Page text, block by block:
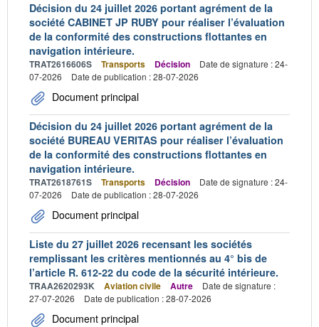
Décision du 24 juillet 2026 portant agrément de la
société CABINET JP RUBY pour réaliser l’évaluation
de la conformité des constructions flottantes en
navigation intérieure.
TRAT2616606S Transports Décision
Date de signature : 24-
07-2026
Date de publication : 28-07-2026
Document principal
Décision du 24 juillet 2026 portant agrément de la
société BUREAU VERITAS pour réaliser l’évaluation
de la conformité des constructions flottantes en
navigation intérieure.
TRAT2618761S Transports Décision
Date de signature : 24-
07-2026
Date de publication : 28-07-2026
Document principal
Liste du 27 juillet 2026 recensant les sociétés
remplissant les critères mentionnés au 4° bis de
l’article R. 612-22 du code de la sécurité intérieure.
TRAA2620293K Aviation civile Autre
Date de signature :
27-07-2026
Date de publication : 28-07-2026
Document principal